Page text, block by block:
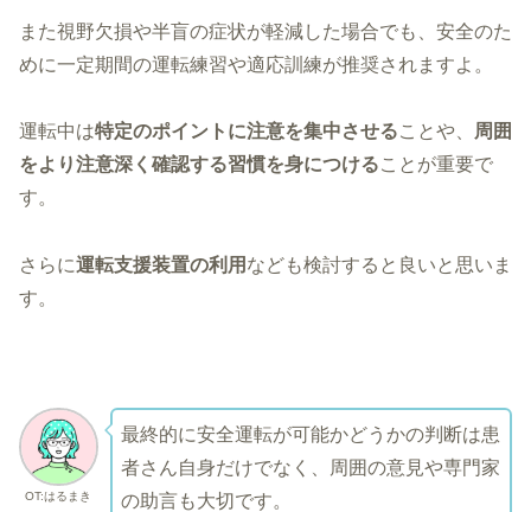
また視野欠損や半盲の症状が軽減した場合でも、安全のた
めに一定期間の運転練習や適応訓練が推奨されますよ。
運転中は特定のポイントに注意を集中させることや、 周囲
をより注意深く確認する習慣を身につけることが重要で
す。
さらに運転支援装置の利用 なども検討すると良いと思いま
す。
OT:はるまき
最終的に安全運転が可能かどうかの判断は患
者さん自身だけでなく、周囲の意見や専門家
の助言も大切です。